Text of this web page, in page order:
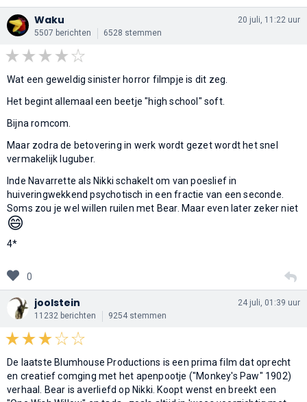
Waku
5507 berichten 6528 stemmen
20 juli, 11:22 uur
Wat een geweldig sinister horror filmpje is dit zeg.
Het begint allemaal een beetje "high school" soft.
Bijna romcom.
Maar zodra de betovering in werk wordt gezet wordt het snel
vermakelijk luguber.
Inde Navarrette als Nikki schakelt om van poeslief in
huiveringwekkend psychotisch in een fractie van een seconde.
Soms zou je wel willen ruilen met Bear. Maar even later zeker niet
😄
4*
0
joolstein
11232 berichten 9254 stemmen
24 juli, 01:39 uur
De laatste Blumhouse Productions is een prima film dat oprecht
en creatief comging met het apenpootje ("Monkey's Paw" 1902)
verhaal. Bear is averliefd op Nikki. Koopt wenst en breekt een